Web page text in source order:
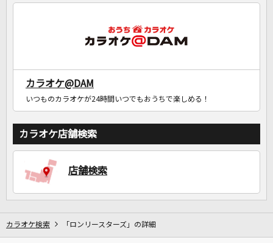
カラオケ@DAM
いつものカラオケが24時間いつでもおうちで楽しめる！
カラオケ店舗検索
店舗検索
カラオケ検索 「ロンリースターズ」の詳細